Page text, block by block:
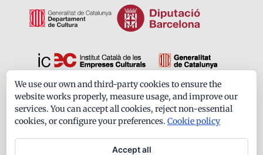
Formem part de:
We use our own and third-party cookies to ensure the
website works properly, measure usage, and improve our
services. You can accept all cookies, reject non-essential
cookies, or configure your preferences. Cookie policy
Accept all